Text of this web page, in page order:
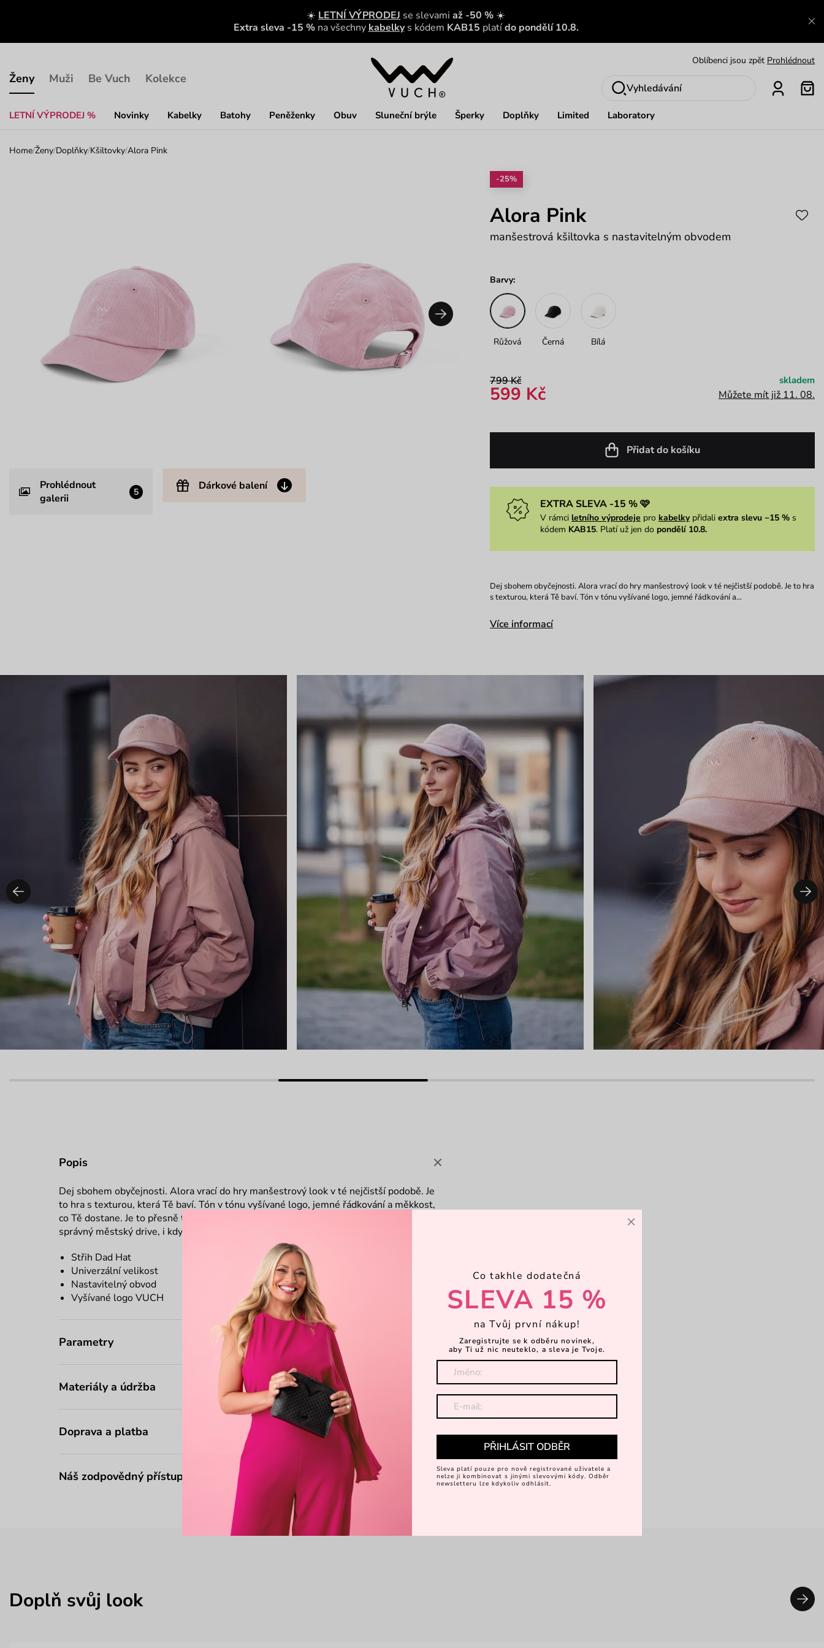
☀️ LETNÍ VÝPRODEJ se slevami až -50 % ☀️
Extra sleva -15 % na všechny kabelky s kódem KAB15 platído pondělí 10.8.
Ženy
LETNÍ VÝPRODEJ % Novinky Kabelky Batohy Peněženky Obuv Sluneční brýle Šperky Doplňky Limited Laboratory
Muži Be Vuch Kolekce
Nech se inspirovat Ukázat
Vyhledávání
Home/Ženy/Doplňky/Kšiltovky/Alora Pink
Prohlédnout
galerii
5 Dárkové balení
-25%
Alora Pink
manšestrová kšiltovka s nastavitelným obvodem
Barvy:
Růžová Černá Bílá
799 Kč
599 Kč
skladem
Můžete mít již 11. 08.
Přidat do košíku
EXTRA SLEVA -15 % 🩷
V rámci letního výprodeje pro kabelkypřidali extra slevu −15 %s
kódem KAB15. Platí už jen do pondělí 10.8.
Dej sbohem obyčejnosti. Alora vrací do hry manšestrový look v té nejčistší podobě. Je to hra
s texturou, která Tě baví. Tón v tónu vyšívané logo, jemné řádkování a…
Více informací
Popis
Dej sbohem obyčejnosti. Alora vrací do hry manšestrový look v té nejčistší podobě. Je
to hra s texturou, která Tě baví. Tón v tónu vyšívané logo, jemné řádkování a měkkost,
co Tě dostane. Je to přesně ten doplněk, který rozbije nudu v šatníku a dodá Ti ten
správný městský drive, i když máš na sobě jen basic kousky.
Střih Dad Hat
Univerzální velikost
Nastavitelný obvod
Vyšívané logo VUCH
Parametry
Materiály a údržba
Doprava a platba
Náš zodpovědný přístup
Doplň svůj look
×
Co takhle dodatečná
SLEVA 15 %
na Tvůj první nákup!
Zaregistrujte se k odběru novinek,
aby Ti už nic neuteklo, a sleva je Tvoje.
PŘIHLÁSIT ODBĚR
Sleva platí pouze pro nově registrované uživatele a
nelze ji kombinovat s jinými slevovými kódy. Odběr
newsletteru lze kdykoliv odhlásit.